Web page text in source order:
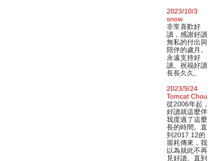
2023/10/3
snow
非常喜歡好
讀，感謝好讀
無私的付出與
陪伴的歲月。
永遠支持好
讀。祝福好讀
長長久久。
2023/9/24
Tomcat Chou
從2006年起，
好讀就這麼伴
我度過了這麼
長的時間。直
到2017.12的
噩耗傳來，我
以為就此不再
見好讀。直到